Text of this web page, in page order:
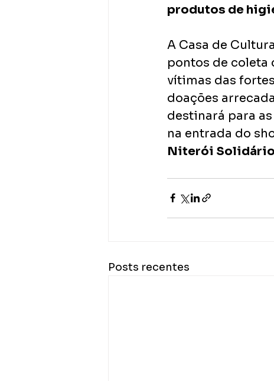
produtos de
A Casa de
pontos de coleta
vítimas das
doações
destinará para
na entrada do
Niterói Solidário
Posts recentes